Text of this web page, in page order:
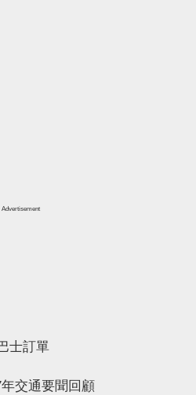
Advertisement
士訂單
交通要聞回顧